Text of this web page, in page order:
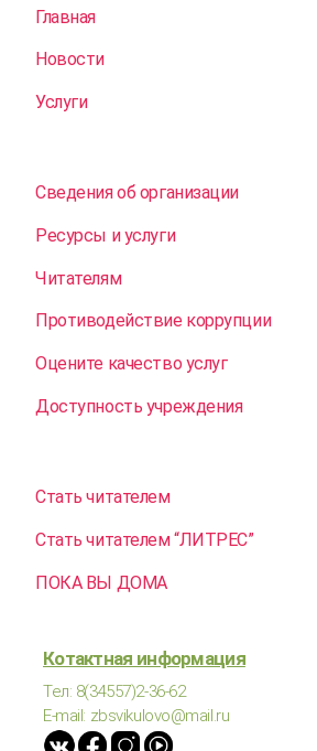
Главная
Новости
Услуги
Сведения об организации
Ресурсы и услуги
Читателям
Противодействие коррупции
Оцените качество услуг
Доступность учреждения
Стать читателем
Стать читателем “ЛИТРЕС”
ПОКА ВЫ ДОМА
Котактная информация
Тел: 8(34557)2-36-62
E-mail: zbsvikulovo@mail.ru